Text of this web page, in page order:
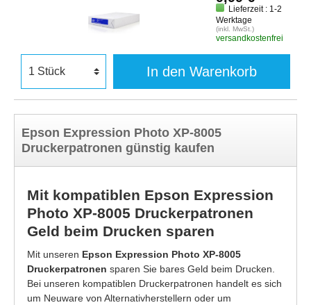
Lieferzeit : 1-2
Werktage
(inkl. MwSt.)
versandkostenfrei
In den Warenkorb
Epson Expression Photo XP-8005
Druckerpatronen günstig kaufen
Mit kompatiblen Epson Expression
Photo XP-8005 Druckerpatronen
Geld beim Drucken sparen
Mit unseren Epson Expression Photo XP-8005
Druckerpatronen sparen Sie bares Geld beim Drucken.
Bei unseren kompatiblen Druckerpatronen handelt es sich
um Neuware von Alternativherstellern oder um